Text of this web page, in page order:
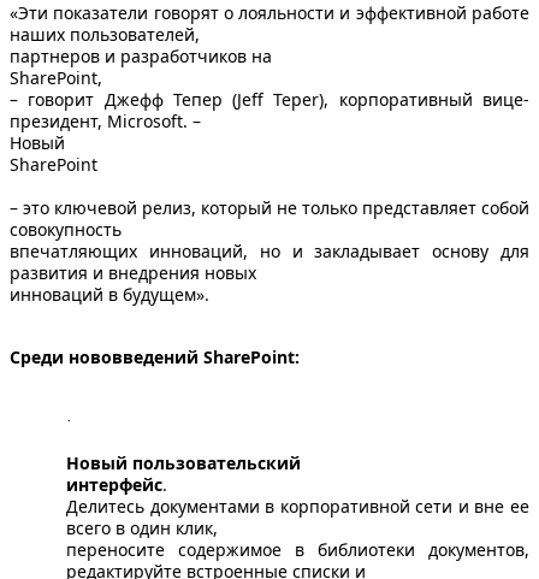
«Эти показатели говорят о лояльности и эффективной работе
наших пользователей,
партнеров и разработчиков на
SharePoint,
– говорит Джефф Тепер (Jeff Teper), корпоративный вице-
президент, Microsoft. –
Новый
SharePoint
– это ключевой релиз, который не только представляет собой
совокупность
впечатляющих инноваций, но и закладывает основу для
развития и внедрения новых
инноваций в будущем».
Среди нововведений SharePoint:
·
Новый пользовательский
интерфейс.
Делитесь документами в корпоративной сети и вне ее
всего в один клик,
переносите содержимое в библиотеки документов,
редактируйте встроенные списки и